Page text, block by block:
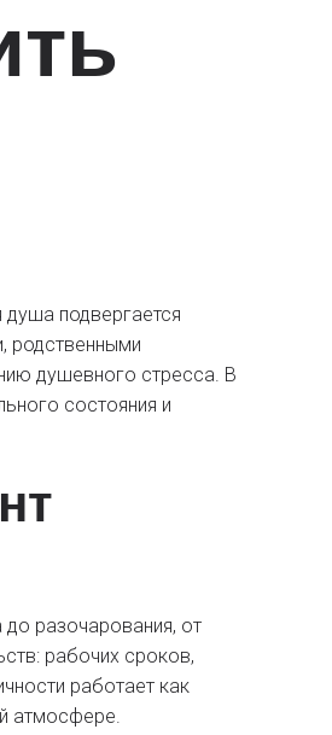
подвергается
родственными
душевного стресса. В
состояния и
разочарования, от
рабочих сроков,
работает как
атмосфере.